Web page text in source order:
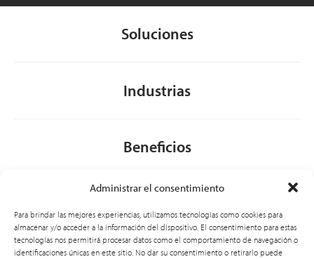
Administrar el consentimiento
Para brindar las mejores experiencias, utilizamos tecnologías como cookies para
almacenar y/o acceder a la información del dispositivo. El consentimiento para estas
tecnologías nos permitirá procesar datos como el comportamiento de navegación o
identificaciones únicas en este sitio. No dar su consentimiento o retirarlo puede
Soluciones
Industrias
Beneficios